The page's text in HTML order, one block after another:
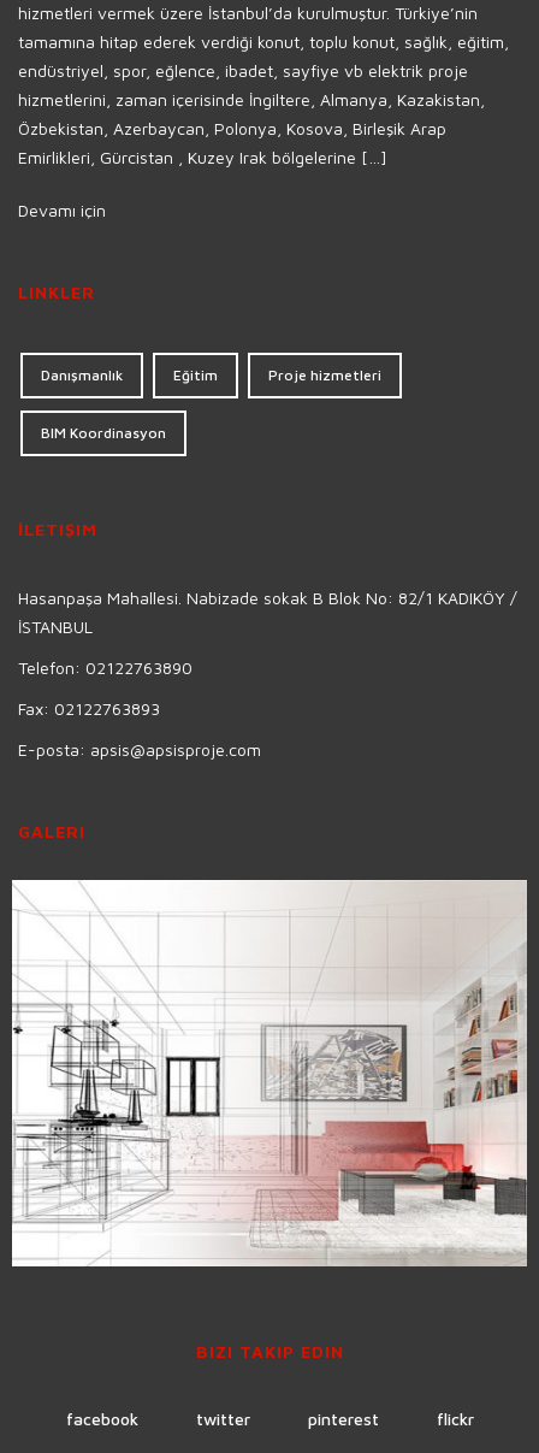
hizmetleri vermek üzere İstanbul’da kurulmuştur. Türkiye’nin
tamamına hitap ederek verdiği konut, toplu konut, sağlık, eğitim,
endüstriyel, spor, eğlence, ibadet, sayfiye vb elektrik proje
hizmetlerini, zaman içerisinde İngiltere, Almanya, Kazakistan,
Özbekistan, Azerbaycan, Polonya, Kosova, Birleşik Arap
Emirlikleri, Gürcistan , Kuzey Irak bölgelerine […]
Devamı için
LINKLER
Danışmanlık Eğitim Proje hizmetleri
BIM Koordinasyon
İLETIŞIM
Hasanpaşa Mahallesi. Nabizade sokak B Blok No: 82/1 KADIKÖY /
İSTANBUL
Telefon: 02122763890
Fax: 02122763893
E-posta: apsis@apsisproje.com
GALERI
BIZI TAKIP EDIN
facebook twitter pinterest flickr